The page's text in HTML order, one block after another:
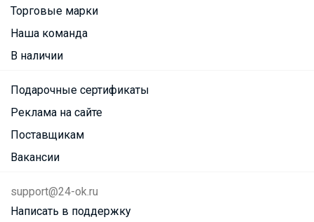
Торговые марки
Наша команда
В наличии
Подарочные сертификаты
Реклама на сайте
Поставщикам
Вакансии
support@24-ok.ru
Написать в поддержку